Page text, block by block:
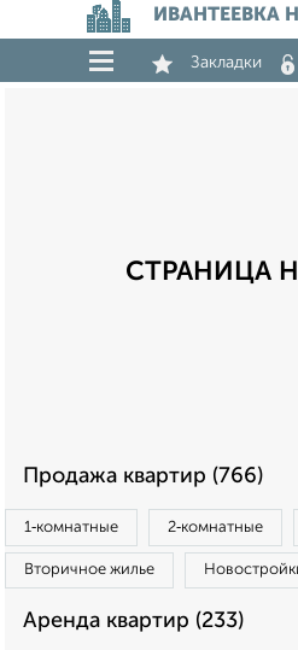
ИВАНТЕЕВКА
Закладки
СТРАНИЦА
Продажа квартир (766)
1‑комнатные 2‑комнатные
Вторичное жилье
Аренда квартир (233)